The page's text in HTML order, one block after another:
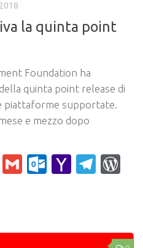
la quinta point
Foundation ha
quinta point release di
supportate.
e mezzo dopo
Diaspora
Gmail Yahoo